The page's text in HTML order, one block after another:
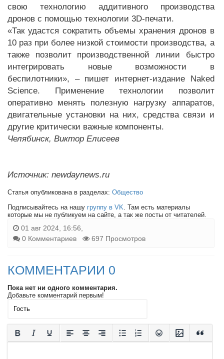
свою технологию аддитивного производства
дронов с помощью технологии 3D-печати.
«Так удастся сократить объемы хранения дронов в
10 раз при более низкой стоимости производства, а
также позволит производственной линии быстро
интегрировать новые возможности в
беспилотники», – пишет интернет-издание Naked
Science. Применение технологии позволит
оперативно менять полезную нагрузку аппаратов,
двигательные установки на них, средства связи и
другие критически важные компоненты.
Челябинск, Виктор Елисеев
Источник: newdaynews.ru
Статья опубликована в разделах: Общество
Подписывайтесь на нашу группу в VK . Там есть материалы
которые мы не публикуем на сайте, а так же посты от читателей.
01 авг 2024, 16:56,
0 Комментариев
697 Просмотров
КОММЕНТАРИИ 0
Пока нет ни одного комментария.
Добавьте комментарий первым!